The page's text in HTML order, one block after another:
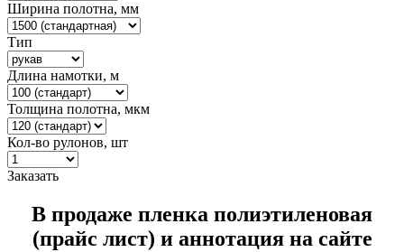
Ширина полотна, мм
Тип
Длина намотки, м
Толщина полотна, мкм
Кол-во рулонов, шт
Заказать
В продаже пленка полиэтиленовая
(прайс лист) и аннотация на сайте